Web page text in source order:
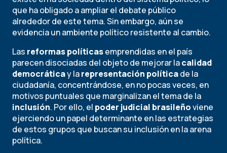
que ha obligado a ampliar el debate público
alrededor de este tema. Sin embargo, aún se
evidencia un ambiente político resistente al cambio.
Las reformas políticasemprendidas en el país
parecen disociadas del objeto de mejorar lacalidad
democráticay larepresentación políticade la
ciudadanía, concentrándose, en no pocas veces, en
motivos puntuales que marginalizan el tema de la
inclusión. Por ello, el poder judicial brasileñoviene
ejerciendo un papel determinante en las estrategias
de estos grupos que buscan su inclusión en la arena
política.